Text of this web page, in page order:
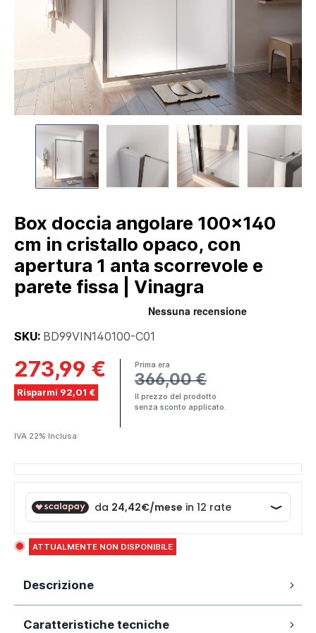
Box doccia angolare 100x140
cm in cristallo opaco, con
apertura 1 anta scorrevole e
parete fissa | Vinagra
SKU: BD99VIN140100-C01
273,99 €
Risparmi 92,01 €
Prima era
366,00 €
Il prezzo del prodotto
senza sconto applicato.
IVA 22% Inclusa
ATTUALMENTE NON DISPONIBILE
Descrizione
cristallo temperato antinfortunistico da 6 mm opaco
Caratteristiche tecniche